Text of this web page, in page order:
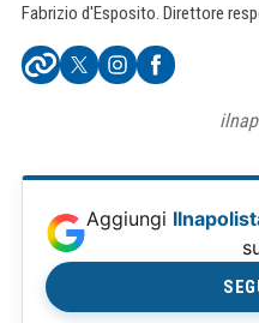
Fabrizio d'Esposito. Direttore
Aggiungi